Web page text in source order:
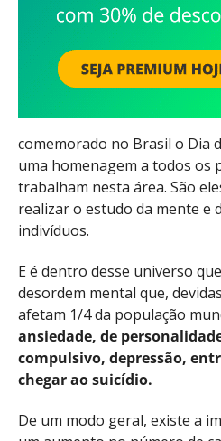
comemorado no Brasil o Dia
uma homenagem a todos os
trabalham nesta área. São
realizar o estudo da mente e
indivíduos.
E é dentro desse universo
desordem mental que,
afetam 1/4 da população
ansiedade, de
compulsivo, depressão,
chegar ao suicídio.
De um modo geral, existe a